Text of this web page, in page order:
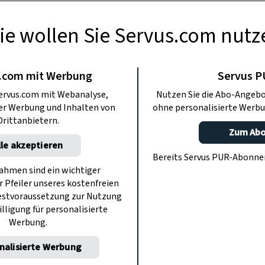
basteln
Muster aus, die in dieser Röhre
ist wie das andere.
wollen Sie Servus.com
mit Werbung
mit Webanalyse,
Werbung und Inhalten von
akzeptieren
sind ein wichtiger
unseres kostenfreien
zur Nutzung
für personalisierte
Werbung.
Werbung
Servus
Nutzen Sie die Abo-
ohne personalisierte
Zum
Bereits Servus PUR-